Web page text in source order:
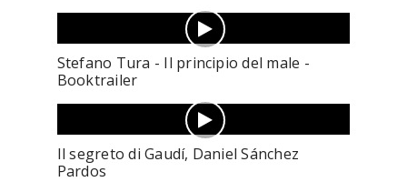
Stefano Tura - Il principio del male -
Booktrailer
Il segreto di Gaudí, Daniel Sánchez
Pardos